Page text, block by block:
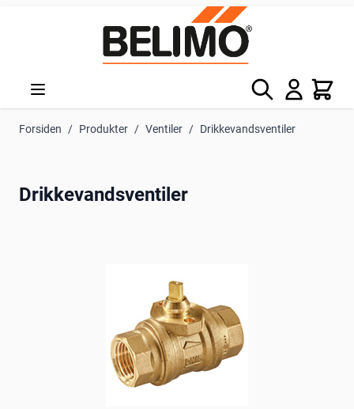
Søg Kurv
Forsiden / Produkter / Ventiler / Drikkevandsventiler
Drikkevandsventiler